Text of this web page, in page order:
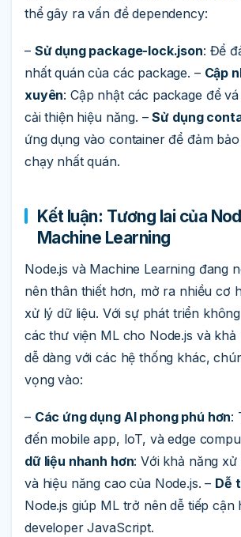
thể gây ra vấn đề dependency:
– Sử dụng package-lock.json: Để
nhất quán của các package. – Cập
xuyên: Cập nhật các package để
cải thiện hiệu năng. –Sử dụng
ứng dụng vào container để đảm
chạy nhất quán.
Kết luận: Tương lai của
Machine Learning
Node.js và Machine Learning đang
nên thân thiết hơn, mở ra nhiều cơ
xử lý dữ liệu. Với sự phát triển
các thư viện ML cho Node.js và
dễ dàng với các hệ thống khác,
vọng vào:
– Các ứng dụng AI phong phú hơn:
đến mobile app, IoT, và edge
dữ liệu nhanh hơn: Với khả năng
và hiệu năng cao của Node.js. – Dễ
Node.js giúp ML trở nên dễ tiếp cận
developer JavaScript.